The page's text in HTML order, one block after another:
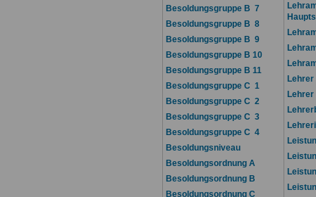
Besoldungsgruppe B 7
Besoldungsgruppe B 8
Besoldungsgruppe B 9
Besoldungsgruppe B 10
Besoldungsgruppe B 11
Besoldungsgruppe C 1
Besoldungsgruppe C 2
Besoldungsgruppe C 3
Besoldungsgruppe C 4
Besoldungsniveau
Besoldungsordnung A
Besoldungsordnung B
Besoldungsordnung C
Lehrer